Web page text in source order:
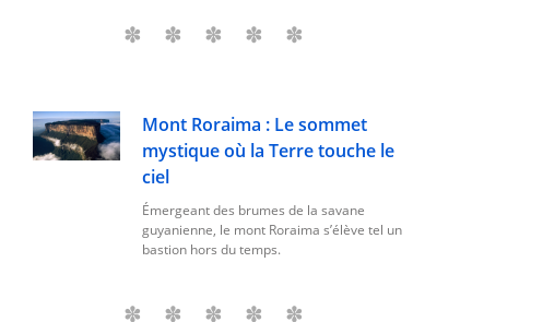
Mont Roraima : Le sommet
mystique où la Terre touche le
ciel
Émergeant des brumes de la savane
guyanienne, le mont Roraima s’élève tel un
bastion hors du temps.